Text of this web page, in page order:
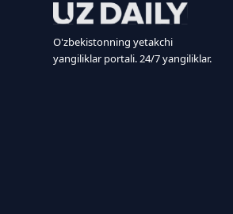
O'zbekistonning yetakchi
yangiliklar portali. 24/7 yangiliklar.